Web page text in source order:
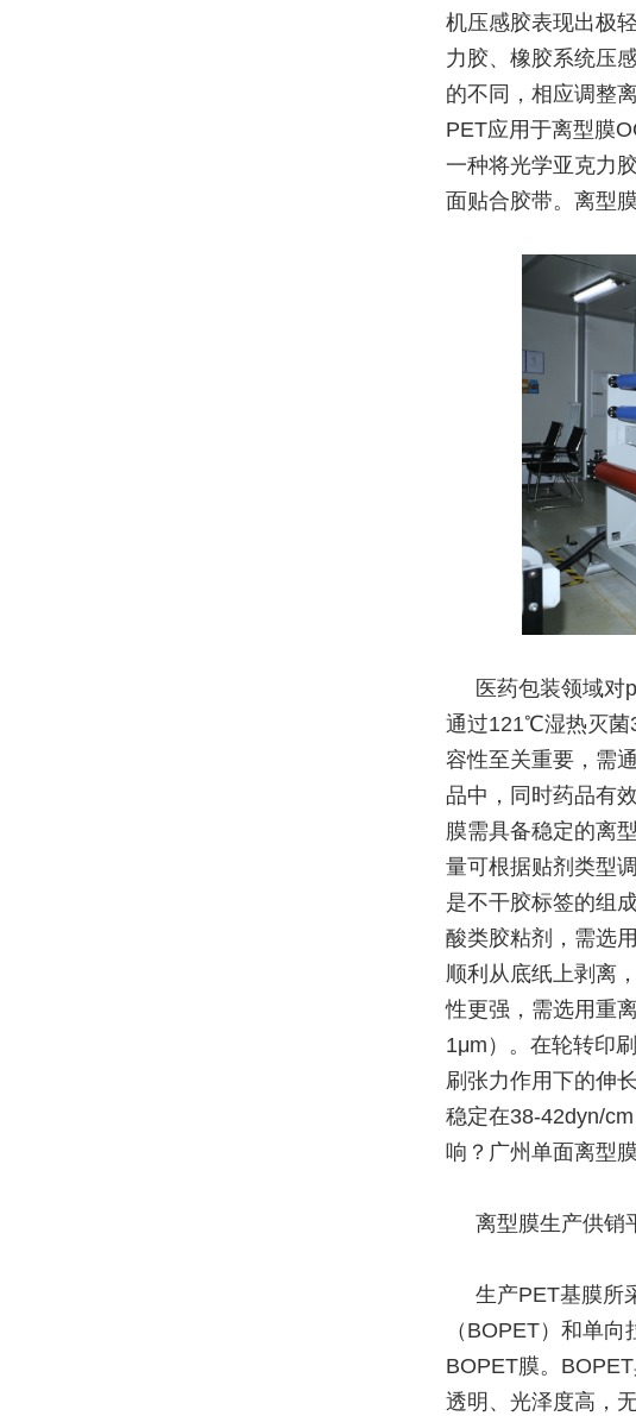
机压感胶表现出极
力胶、橡胶系统压
的不同，相应调整
PET应用于离型膜
一种将光学亚克力
面贴合胶带。离型
医药包装领域对
通过121℃湿热灭菌
容性至关重要，需
品中，同时药品有
膜需具备稳定的离
量可根据贴剂类型
是不干胶标签的组
酸类胶粘剂，需选
顺利从底纸上剥离
性更强，需选用重
1μm）。在轮转印
刷张力作用下的伸
稳定在38-42dyn/
响？广州单面离型
离型膜生产供销
生产PET基膜所
（BOPET）和单
BOPET膜。
透明、光泽度高，